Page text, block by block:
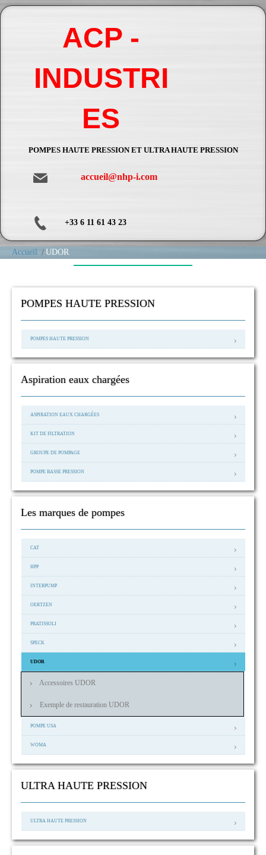
ACP -
INDUSTRI
ES
POMPES HAUTE PRESSION ET ULTRA HAUTE PRESSION
accueil@nhp-i.com
+33 6 11 61 43 23
Accueil UDOR
POMPES HAUTE PRESSION
POMPES HAUTE PRESSION
Aspiration eaux chargées
ASPIRATION EAUX CHARGÉES
KIT DE FILTRATION
GROUPE DE POMPAGE
POMPE BASSE PRESSION
Les marques de pompes
CAT
HPP
INTERPUMP
OERTZEN
PRATISSOLI
SPECK
UDOR
Accessoires UDOR
Exemple de restauration UDOR
POMPE USA
WOMA
ULTRA HAUTE PRESSION
ULTRA HAUTE PRESSION